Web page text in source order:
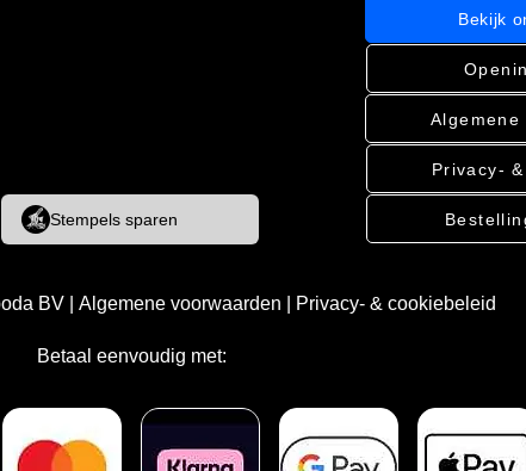
Bekijk
Algemene
Stempels sparen
Privacy-
BV Algemene voorwaarden Privacy- & cookiebeleid
Betaal eenvoudig met: